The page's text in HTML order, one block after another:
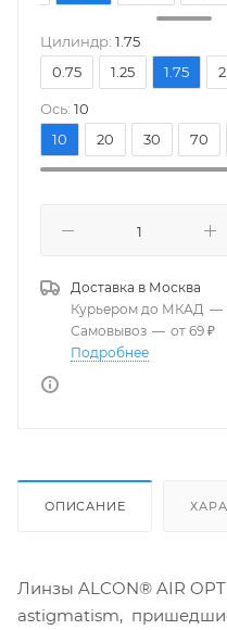
Цилиндр: 1.75
0.75
1.25 1.75
Ось: 10
10
20 30 70
Доставка в Москва
Курьером до МКАД —
Самовывоз — от 69 ₽
Подробнее
ОПИСАНИЕ
Линзы ALCON® AIR
astigmatism,